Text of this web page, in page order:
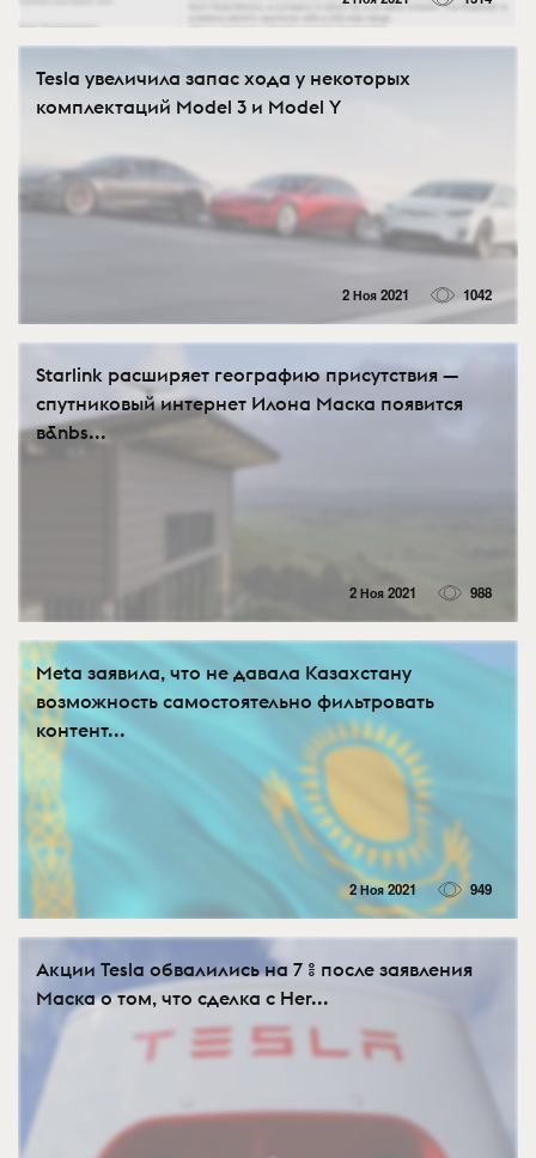
Tesla увеличила запас хода у некоторых
комплектаций Model 3 и Model Y
2 Ноя 2021 1042
Starlink расширяет географию присутствия —
спутниковый интернет Илона Маска появится
в&nbs...
2 Ноя 2021 988
Meta заявила, что не давала Казахстану
возможность самостоятельно фильтровать
контент...
2 Ноя 2021 949
Акции Tesla обвалились на 7 % после заявления
Маска о том, что сделка с Her...